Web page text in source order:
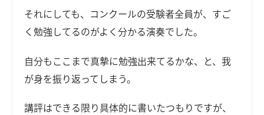
それにしても、コンクールの受験者全員が、すご
く勉強してるのがよく分かる演奏でした。
自分もここまで真摯に勉強出来てるかな、と、我
が身を振り返ってしまう。
講評はできる限り具体的に書いたつもりですが、